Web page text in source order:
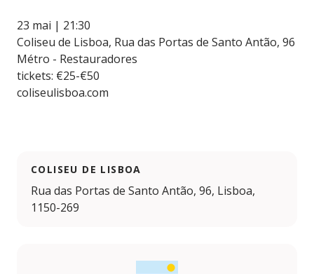
23 mai | 21:30
Coliseu de Lisboa, Rua das Portas de Santo Antão, 96
Métro - Restauradores
tickets: €25-€50
coliseulisboa.com
COLISEU DE LISBOA
Rua das Portas de Santo Antão, 96, Lisboa,
1150-269